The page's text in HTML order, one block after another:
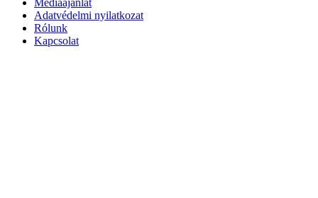
Adatvédelmi nyilatkozat
Rólunk
Kapcsolat